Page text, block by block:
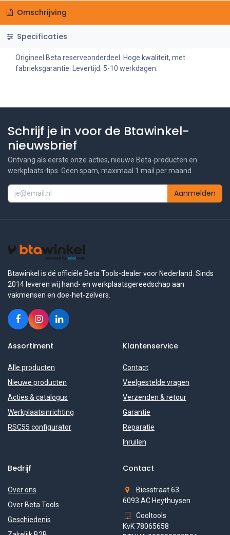
Omschrijving
Specificaties
Origineel Beta reserveonderdeel. Hoge kwaliteit, met
fabrieksgarantie. Levertijd: 5-10 werkdagen.
Schrijf je in voor de Btawinkel-
nieuwsbrief
Ontvang als eerste onze acties, nieuwe Beta-producten en
werkplaats-tips. Geen spam, maximaal 1 mail per maand.
Aanmelden
Btawinkel is dé officiële Beta Tools-dealer voor Nederland. Sinds
2014 leveren wij hand- en werkplaatsgereedschap aan
vakmensen en doe-het-zelvers.
Assortiment
Alle producten
Nieuwe producten
Acties & catalogus
Werkplaatsinrichting
RSC55 configurator
Klantenservice
Contact
Veelgestelde vragen
Verzenden & retour
Garantie
Reparatie
Inruilen
Bedrijf
Over ons
Over Beta Tools
Geschiedenis
Contact
Biesstraat 63
6093 AC Heythuysen
Cooltools
KvK 78065658